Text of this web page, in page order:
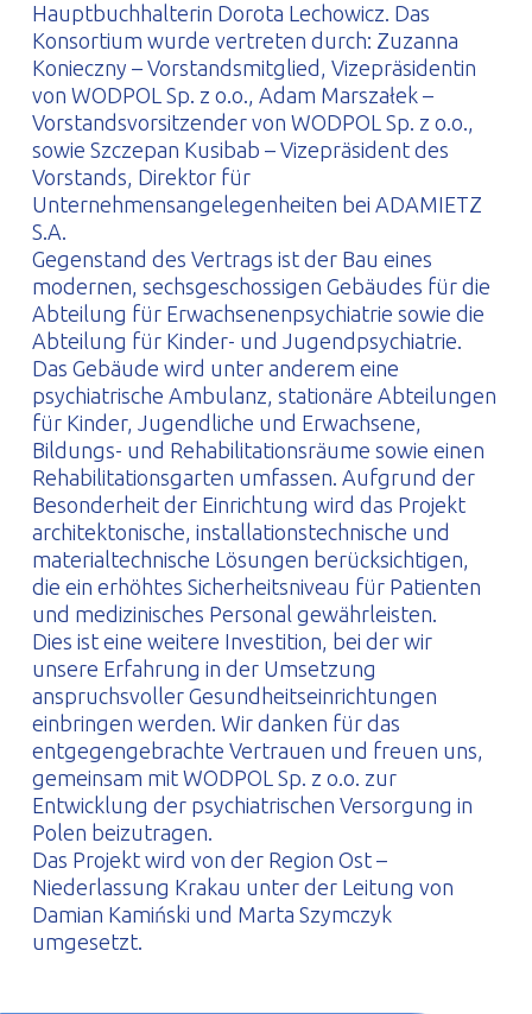
Hauptbuchhalterin Dorota Lechowicz. Das
Konsortium wurde vertreten durch: Zuzanna
Konieczny – Vorstandsmitglied, Vizepräsidentin
von WODPOL Sp. z o.o., Adam Marszałek –
Vorstandsvorsitzender von WODPOL Sp. z o.o.,
sowie Szczepan Kusibab – Vizepräsident des
Vorstands, Direktor für
Unternehmensangelegenheiten bei ADAMIETZ
S.A.
Gegenstand des Vertrags ist der Bau eines
modernen, sechsgeschossigen Gebäudes für die
Abteilung für Erwachsenenpsychiatrie sowie die
Abteilung für Kinder- und Jugendpsychiatrie.
Das Gebäude wird unter anderem eine
psychiatrische Ambulanz, stationäre Abteilungen
für Kinder, Jugendliche und Erwachsene,
Bildungs- und Rehabilitationsräume sowie einen
Rehabilitationsgarten umfassen. Aufgrund der
Besonderheit der Einrichtung wird das Projekt
architektonische, installationstechnische und
materialtechnische Lösungen berücksichtigen,
die ein erhöhtes Sicherheitsniveau für Patienten
und medizinisches Personal gewährleisten.
Dies ist eine weitere Investition, bei der wir
unsere Erfahrung in der Umsetzung
anspruchsvoller Gesundheitseinrichtungen
einbringen werden. Wir danken für das
entgegengebrachte Vertrauen und freuen uns,
gemeinsam mit WODPOL Sp. z o.o. zur
Entwicklung der psychiatrischen Versorgung in
Polen beizutragen.
Das Projekt wird von der Region Ost –
Niederlassung Krakau unter der Leitung von
Damian Kamiński und Marta Szymczyk
umgesetzt.